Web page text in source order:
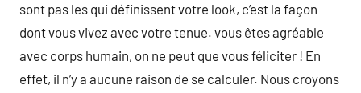
sont pas les qui définissent votre look, c’est la façon
dont vous vivez avec votre tenue. vous êtes agréable
avec corps humain, on ne peut que vous féliciter ! En
effet, il n’y a aucune raison de se calculer. Nous croyons